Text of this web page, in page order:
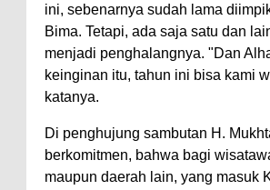
Pemkot Jawab
Umum Fraksi
Raperda
Pimpin Upacara
Bhayangkara
Bima: Jadikan
ini, sebenarnya sudah lama
Bima. Tetapi, ada saja satu dan
menjadi penghalangnya. "Dan
keinginan itu, tahun ini bisa kami
katanya.
Di penghujung sambutan H.
berkomitmen, bahwa bagi
maupun daerah lain, yang masuk